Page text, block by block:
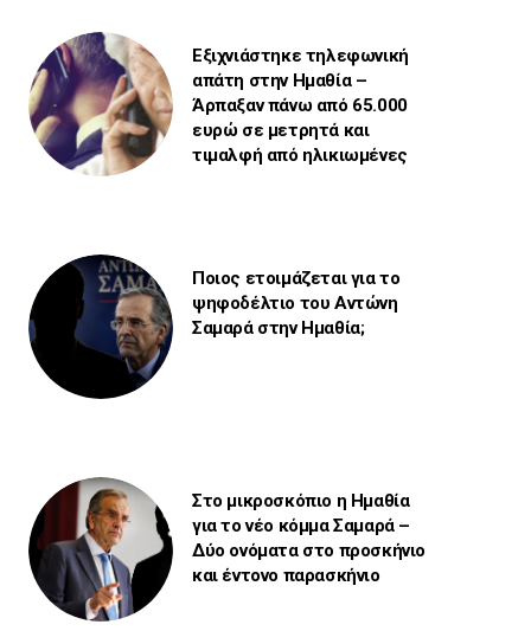
Εξιχνιάστηκε τηλεφωνική
απάτη στην Ημαθία –
Άρπαξαν πάνω από 65.000
ευρώ σε μετρητά και
τιμαλφή από ηλικιωμένες
Ποιος ετοιμάζεται για το
ψηφοδέλτιο του Αντώνη
Σαμαρά στην Ημαθία;
Στο μικροσκόπιο η Ημαθία
για το νέο κόμμα Σαμαρά –
Δύο ονόματα στο προσκήνιο
και έντονο παρασκήνιο